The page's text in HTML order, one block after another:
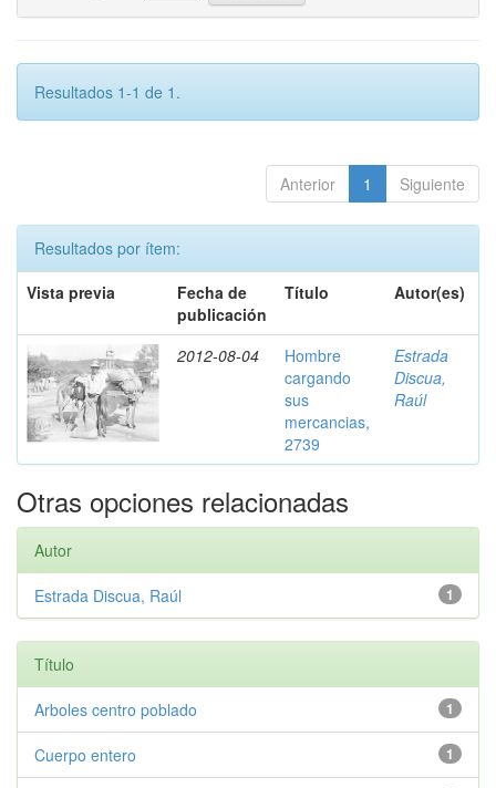
Resultados 1-1 de 1.
Anterior 1 Siguiente
Resultados por ítem:
Vista previa
Fecha de
publicación
Título Autor(es)
2012-08-04
Hombre
cargando
sus
mercancias,
2739
Estrada
Discua,
Raúl
Otras opciones relacionadas
Autor
1
Estrada Discua, Raúl
Título
1
Arboles centro poblado
1
Cuerpo entero